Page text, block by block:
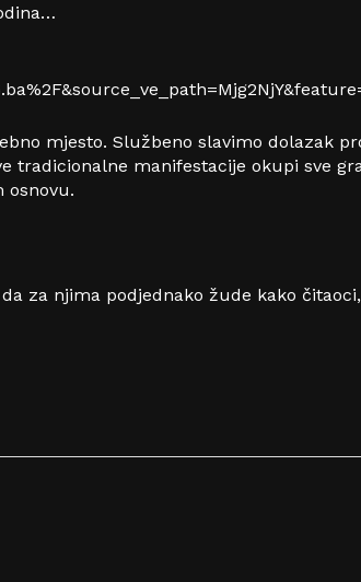
mjesto. Službeno slavimo dolazak
manifestacije okupi sve
osnovu.
za njima podjednako žude kako